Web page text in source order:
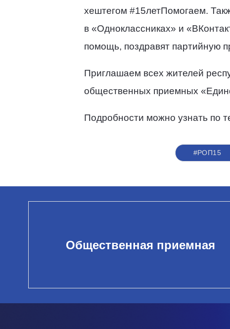
хештегом #15летПомогаем.
в «Одноклассниках» и
помощь, поздравят партийную
Приглашаем всех жителей
общественных приемных
Подробности можно узнать по
#РОП15
Общественная приемная